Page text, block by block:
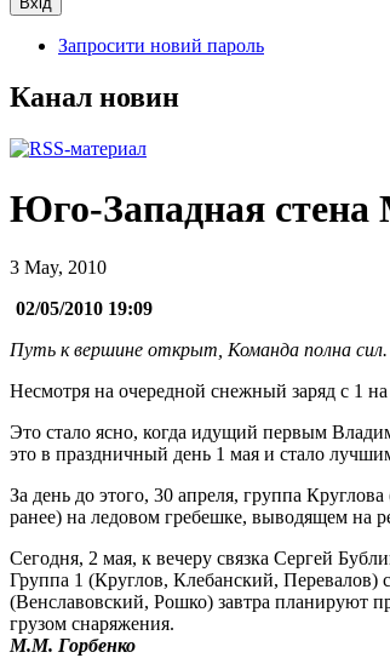
Запросити новий пароль
Канал новин
Юго-Западная стена
3 May, 2010
02/05/2010 19:09
Путь к вершине открыт, Команда полна
Несмотря на очередной снежный заряд с 1
Это стало ясно, когда идущий первым
это в праздничный день 1 мая и стало
За день до этого, 30 апреля, группа
ранее) на ледовом гребешке, выводящем на
Сегодня, 2 мая, к вечеру связка Сергей
Группа 1 (Круглов, Клебанский, Перевалов)
(Венславовский, Рошко) завтра планируют
грузом снаряжения.
М.М. Горбенко